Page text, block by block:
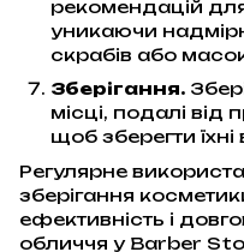
рекомендацій
уникаючи
скрабів або
Зберігання.
місці, подалі від
щоб зберегти їхні
Регулярне
зберігання
ефективність і
обличчя у Barber